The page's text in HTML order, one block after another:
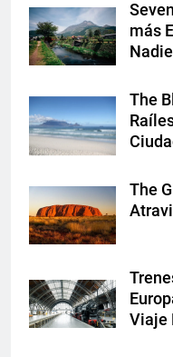
más
The
The
Viaje